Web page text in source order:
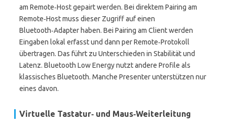
am Remote‑Host gepairt werden. Bei direktem Pairing am
Remote‑Host muss dieser Zugriff auf einen
Bluetooth‑Adapter haben. Bei Pairing am Client werden
Eingaben lokal erfasst und dann per Remote‑Protokoll
übertragen. Das führt zu Unterschieden in Stabilität und
Latenz. Bluetooth Low Energy nutzt andere Profile als
klassisches Bluetooth. Manche Presenter unterstützen nur
eines davon.
Virtuelle Tastatur‑ und Maus‑Weiterleitung